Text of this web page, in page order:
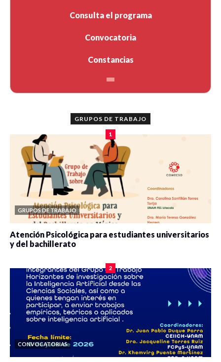
Consulta el programa
Convocatoria
Constancias
GRUPOS DE TRABAJO
1
GRUPOS DE TRABAJO
Atención Psicológica para estudiantes universitarios
y del bachillerato
2
CONVOCATORIAS